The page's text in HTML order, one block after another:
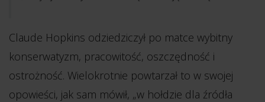
Claude Hopkins odziedziczył po matce wybitny
konserwatyzm, pracowitość, oszczędność i
ostrożność. Wielokrotnie powtarzał to w swojej
opowieści, jak sam mówił, „w hołdzie dla źródła